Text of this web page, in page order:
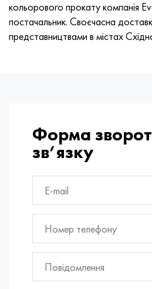
кольорового прокату компанія
постачальник. Своєчасна
представництвами в містах
Форма
зв’язку